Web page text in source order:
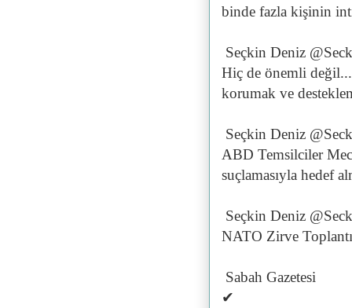
binde fazla kişinin
Seçkin Deniz
Hiç de önemli
korumak ve
Seçkin Deniz
ABD Temsilciler
suçlamasıyla hedef
Seçkin Deniz
NATO Zirve
Sabah Gazetesi
✔